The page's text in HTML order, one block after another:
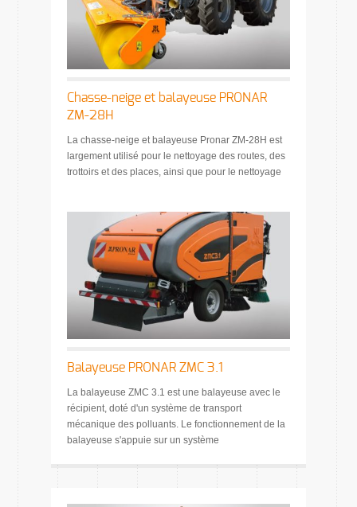
Chasse-neige et balayeuse PRONAR
ZM-28H
La chasse-neige et balayeuse Pronar ZM-28H est
largement utilisé pour le nettoyage des routes, des
trottoirs et des places, ainsi que pour le nettoyage
Balayeuse PRONAR ZMC 3.1
La balayeuse ZMC 3.1 est une balayeuse avec le
récipient, doté d'un système de transport
mécanique des polluants. Le fonctionnement de la
balayeuse s'appuie sur un système